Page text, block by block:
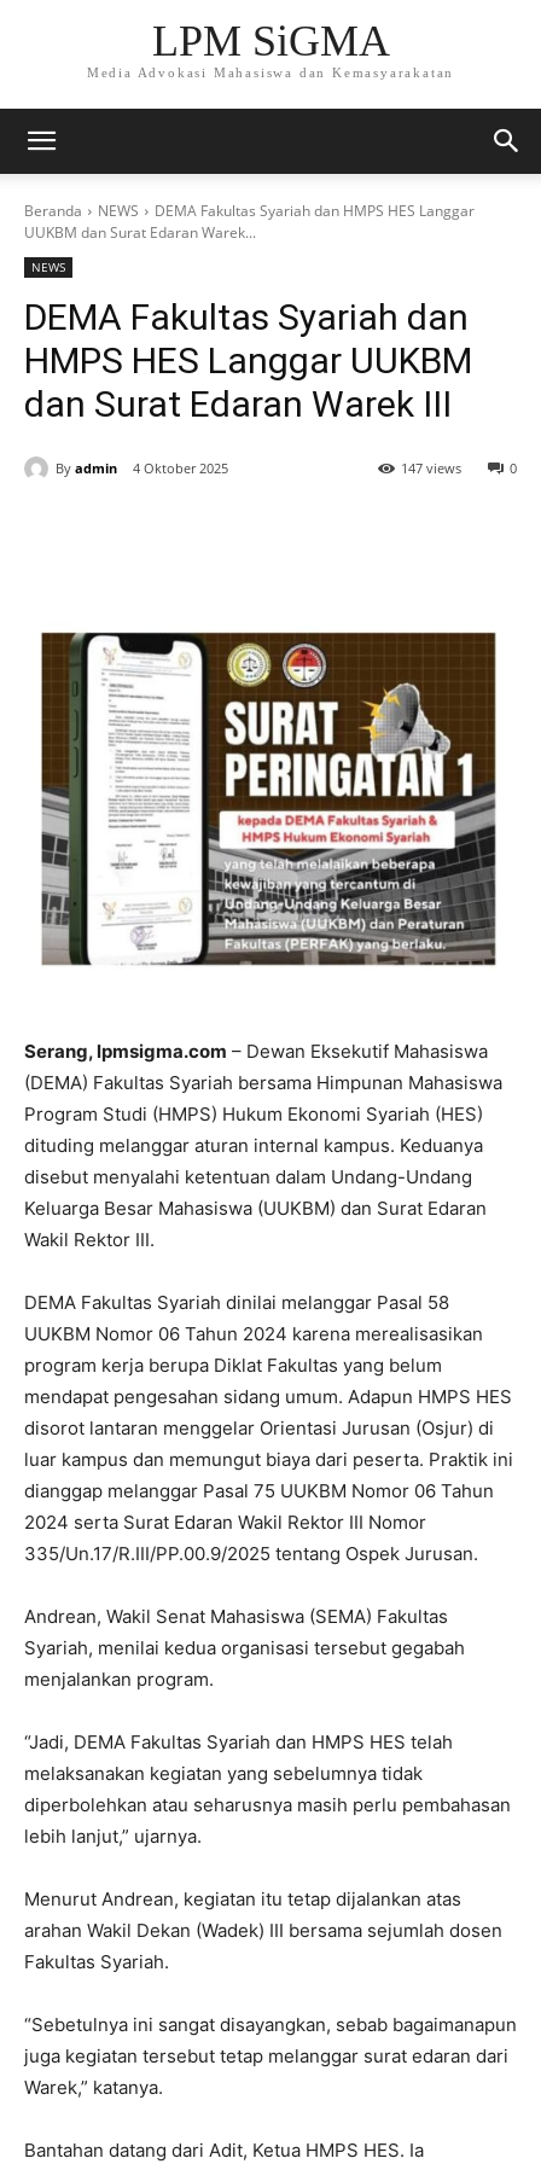
LPM SiGMA
Media Advokasi Mahasiswa dan Kemasyarakatan
Beranda NEWS
DEMA Fakultas Syariah dan HMPS HES Langgar
UUKBM dan Surat Edaran Warek...
NEWS
DEMA Fakultas Syariah dan
HMPS HES Langgar UUKBM
dan Surat Edaran Warek III
By admin 4 Oktober 2025 0
147 views
Serang, lpmsigma.com – Dewan Eksekutif Mahasiswa
(DEMA) Fakultas Syariah bersama Himpunan Mahasiswa
Program Studi (HMPS) Hukum Ekonomi Syariah (HES)
dituding melanggar aturan internal kampus. Keduanya
disebut menyalahi ketentuan dalam Undang-Undang
Keluarga Besar Mahasiswa (UUKBM) dan Surat Edaran
Wakil Rektor III.
DEMA Fakultas Syariah dinilai melanggar Pasal 58
UUKBM Nomor 06 Tahun 2024 karena merealisasikan
program kerja berupa Diklat Fakultas yang belum
mendapat pengesahan sidang umum. Adapun HMPS HES
disorot lantaran menggelar Orientasi Jurusan (Osjur) di
luar kampus dan memungut biaya dari peserta. Praktik ini
dianggap melanggar Pasal 75 UUKBM Nomor 06 Tahun
2024 serta Surat Edaran Wakil Rektor III Nomor
335/Un.17/R.III/PP.00.9/2025 tentang Ospek Jurusan.
Andrean, Wakil Senat Mahasiswa (SEMA) Fakultas
Syariah, menilai kedua organisasi tersebut gegabah
menjalankan program.
“Jadi, DEMA Fakultas Syariah dan HMPS HES telah
melaksanakan kegiatan yang sebelumnya tidak
diperbolehkan atau seharusnya masih perlu pembahasan
lebih lanjut,” ujarnya.
Menurut Andrean, kegiatan itu tetap dijalankan atas
arahan Wakil Dekan (Wadek) III bersama sejumlah dosen
Fakultas Syariah.
“Sebetulnya ini sangat disayangkan, sebab bagaimanapun
juga kegiatan tersebut tetap melanggar surat edaran dari
Warek,” katanya.
Bantahan datang dari Adit, Ketua HMPS HES. Ia